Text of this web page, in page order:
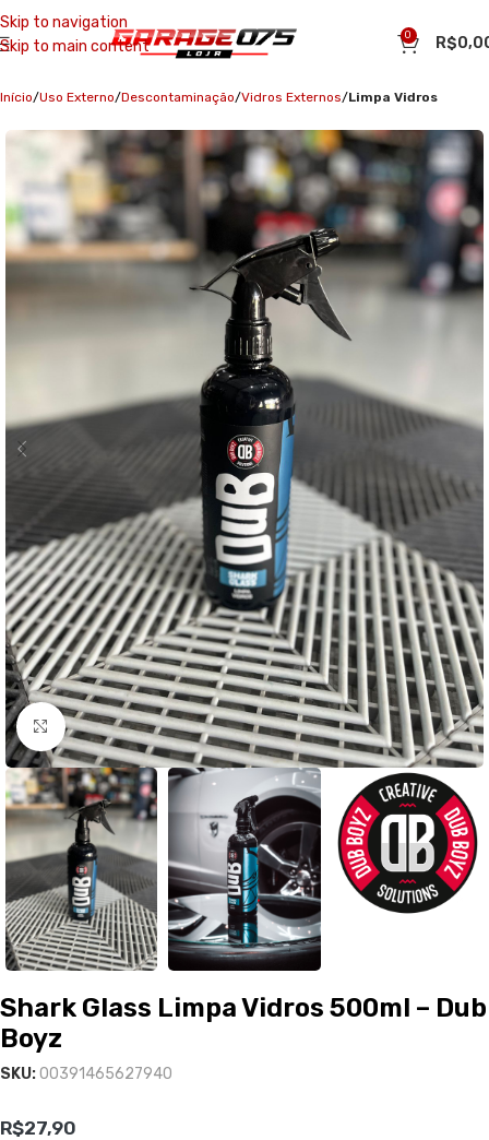
Skip to navigation
Skip to main content
0 R$
Início Uso Externo Descontaminação Vidros Externos Limpa Vidros
Clique para ampliar
Shark Glass Limpa Vidros 500ml – Dub
Boyz
SKU:00391465627940
R$27,90